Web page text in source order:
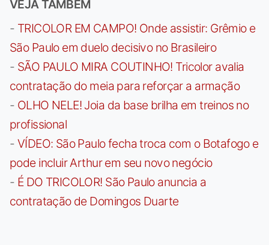
VEJA TAMBÉM
- TRICOLOR EM CAMPO! Onde assistir: Grêmio e
São Paulo em duelo decisivo no Brasileiro
- SÃO PAULO MIRA COUTINHO! Tricolor avalia
contratação do meia para reforçar a armação
- OLHO NELE! Joia da base brilha em treinos no
profissional
- VÍDEO: São Paulo fecha troca com o Botafogo e
pode incluir Arthur em seu novo negócio
- É DO TRICOLOR! São Paulo anuncia a
contratação de Domingos Duarte